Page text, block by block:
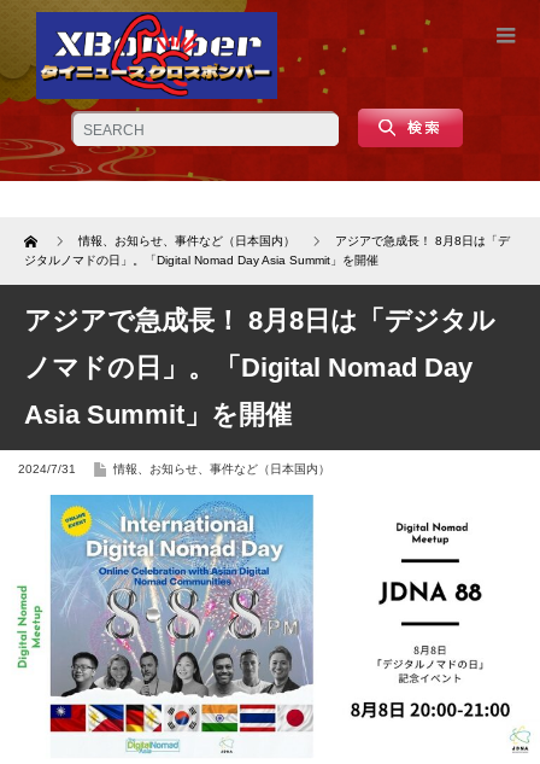
Home 情報、お知らせ、事件など（日本国内）
アジアで急成長！ 8月8日は「デ
ジタルノマドの日」。「Digital Nomad Day Asia Summit」を開催
アジアで急成長！ 8月8日は「デジタル
ノマドの日」。「Digital Nomad Day
Asia Summit」を開催
2024/7/31 情報、お知らせ、事件など（日本国内）